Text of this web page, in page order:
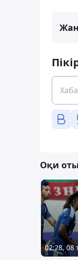
Оқи
02:28, 08